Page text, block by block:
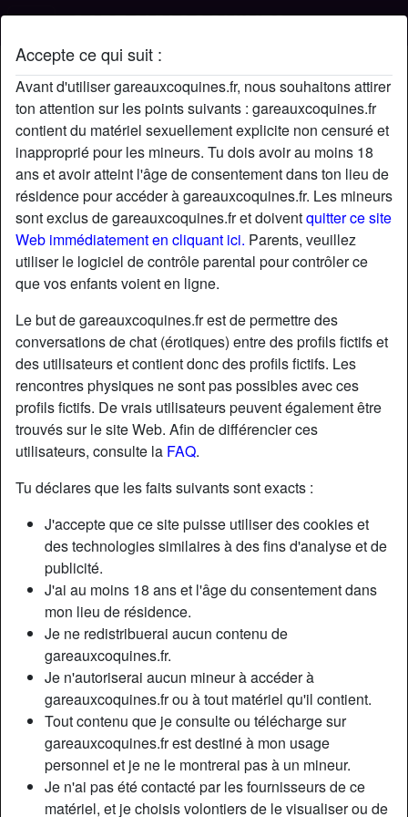
Accepte ce qui suit :
Avant d'utiliser gareauxcoquines.fr, nous souhaitons attirer
ton attention sur les points suivants : gareauxcoquines.fr
contient du matériel sexuellement explicite non censuré et
inapproprié pour les mineurs. Tu dois avoir au moins 18
ans et avoir atteint l'âge de consentement dans ton lieu de
résidence pour accéder à gareauxcoquines.fr. Les mineurs
sont exclus de gareauxcoquines.fr et doiventquitter ce site
Web immédiatement en cliquant ici. Parents, veuillez
utiliser le logiciel de contrôle parental pour contrôler ce
que vos enfants voient en ligne.
Le but de gareauxcoquines.fr est de permettre des
conversations de chat (érotiques) entre des profils fictifs et
des utilisateurs et contient donc des profils fictifs. Les
rencontres physiques ne sont pas possibles avec ces
profils fictifs. De vrais utilisateurs peuvent également être
trouvés sur le site Web. Afin de différencier ces
utilisateurs, consulte la FAQ.
Tu déclares que les faits suivants sont exacts :
J'accepte que ce site puisse utiliser des cookies et
des technologies similaires à des fins d'analyse et de
publicité.
J'ai au moins 18 ans et l'âge du consentement dans
mon lieu de résidence.
Je ne redistribuerai aucun contenu de
gareauxcoquines.fr.
Je n'autoriserai aucun mineur à accéder à
gareauxcoquines.fr ou à tout matériel qu'il contient.
Tout contenu que je consulte ou télécharge sur
gareauxcoquines.fr est destiné à mon usage
personnel et je ne le montrerai pas à un mineur.
Je n'ai pas été contacté par les fournisseurs de ce
matériel, et je choisis volontiers de le visualiser ou de
Profil de Cricri
starAjouter chatDiscuter !
Nickname:
Âge:
42
Département:
Morbihan
Sexe:
Relation:
Célibataire
Description
Jeune homme sportif, non fumeur, célibataire par choix,
cherche une femme ayant les mêmes désirs pour un
partage de moment coquin, il n'y na pas de mal de se faire
plaisir.
Cherche
N'a spécifié aucune préférence